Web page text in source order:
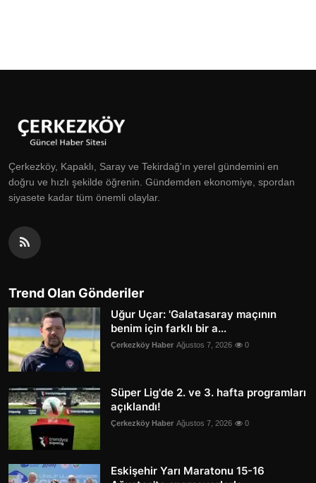
Çerkezköy, Kapaklı, Saray ve Tekirdağ'ın yerel gündemini en
doğru ve hızlı şekilde öğrenin. Gündemden ekonomiye, spordan
siyasete kadar tüm önemli olaylar.
Trend Olan Gönderiler
Uğur Uçar: 'Galatasaray maçının
benim için farklı bir a...
Çerkezköy Haber Ağustos 7, 2026 0
Süper Lig'de 2. ve 3. hafta programları
açıklandı!
Çerkezköy Haber Ağustos 7, 2026 0
Eskişehir Yarı Maratonu 15-16